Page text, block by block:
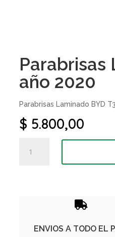
Parabrisas
año 2020
Parabrisas Laminado BYD
$ 5.800,00
Laminado

ENVIOS A TODO EL